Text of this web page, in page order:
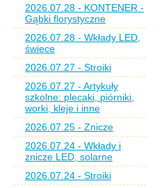
2026.07.28 - KONTENER -
Gąbki florystyczne
2026.07.28 - Wkłady LED,
świece
2026.07.27 - Stroiki
2026.07.27 - Artykuły
szkolne: plecaki, piórniki,
worki, kleje i inne
2026.07.25 - Znicze
2026.07.24 - Wkłady i
znicze LED, solarne
2026.07.24 - Stroiki